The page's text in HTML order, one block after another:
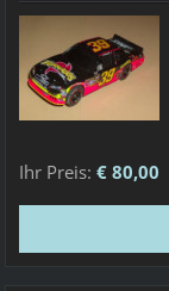
Ihr Preis: € 80,00